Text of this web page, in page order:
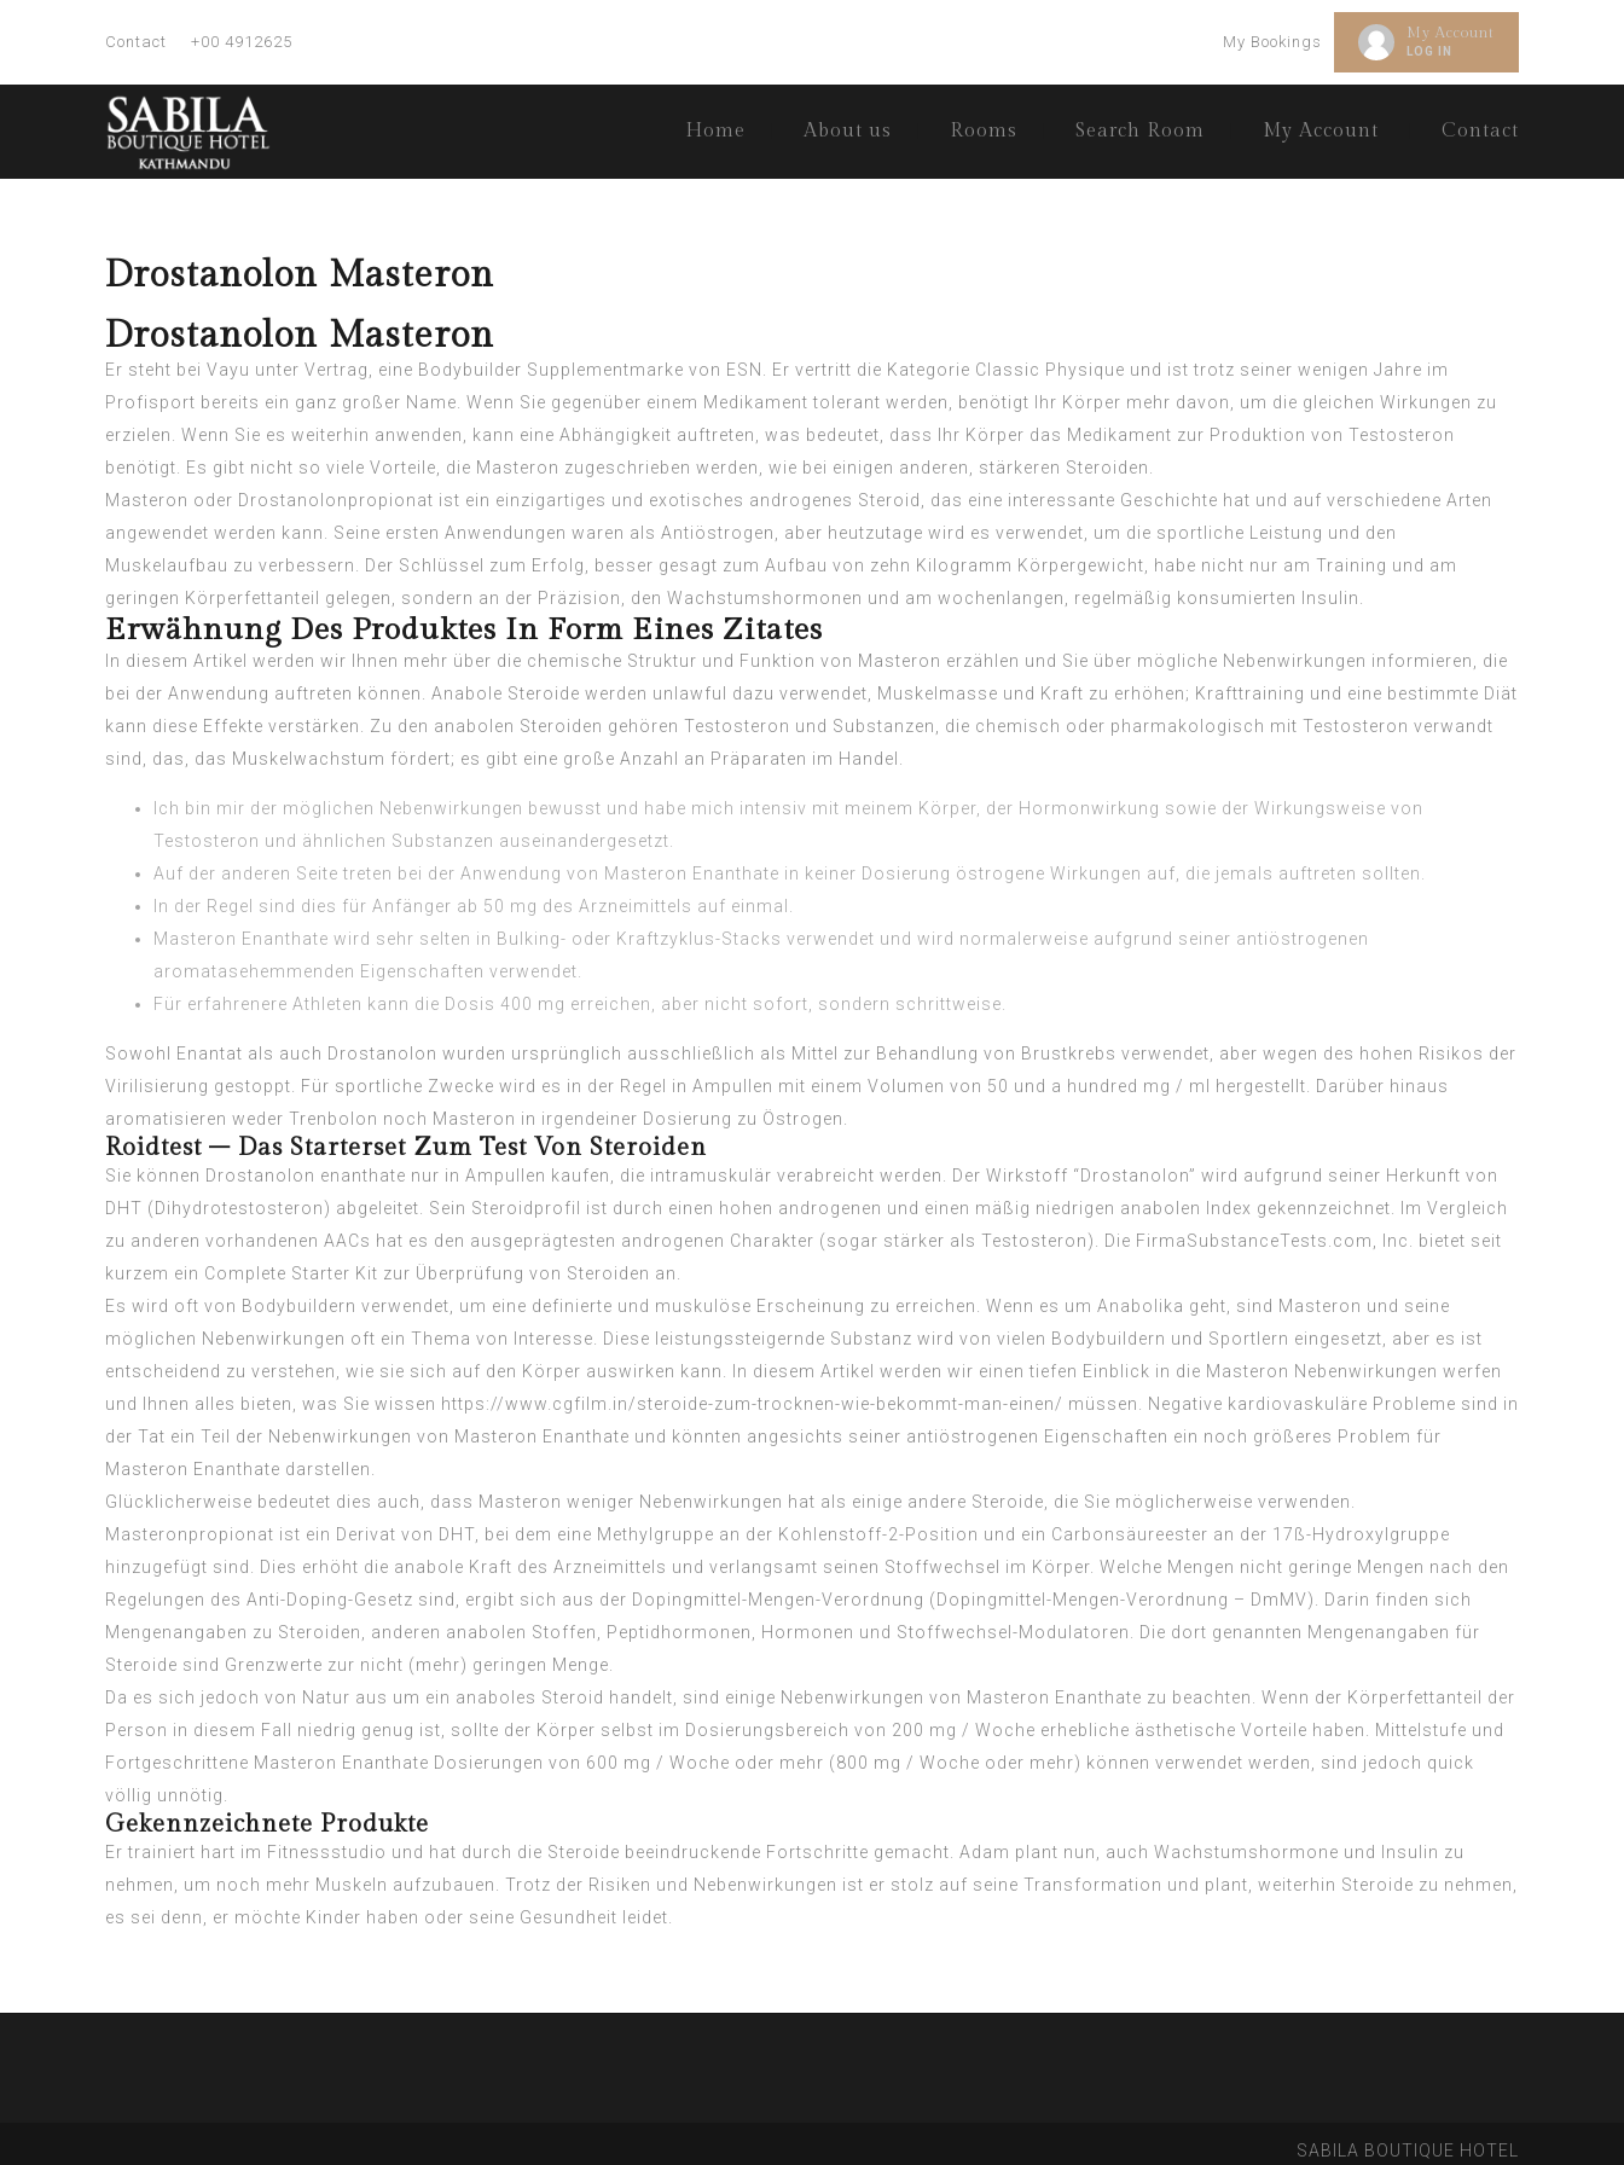
Contact +00 4912625 My Account
LOG IN
My Bookings
Home About us Rooms Search Room My Account Contact
Drostanolon Masteron
Drostanolon Masteron
Er steht bei Vayu unter Vertrag, eine Bodybuilder Supplementmarke von ESN. Er vertritt die Kategorie Classic Physique und ist trotz seiner wenigen Jahre im
Profisport bereits ein ganz großer Name. Wenn Sie gegenüber einem Medikament tolerant werden, benötigt Ihr Körper mehr davon, um die gleichen Wirkungen zu
erzielen. Wenn Sie es weiterhin anwenden, kann eine Abhängigkeit auftreten, was bedeutet, dass Ihr Körper das Medikament zur Produktion von Testosteron
benötigt. Es gibt nicht so viele Vorteile, die Masteron zugeschrieben werden, wie bei einigen anderen, stärkeren Steroiden.
Masteron oder Drostanolonpropionat ist ein einzigartiges und exotisches androgenes Steroid, das eine interessante Geschichte hat und auf verschiedene Arten
angewendet werden kann. Seine ersten Anwendungen waren als Antiöstrogen, aber heutzutage wird es verwendet, um die sportliche Leistung und den
Muskelaufbau zu verbessern. Der Schlüssel zum Erfolg, besser gesagt zum Aufbau von zehn Kilogramm Körpergewicht, habe nicht nur am Training und am
geringen Körperfettanteil gelegen, sondern an der Präzision, den Wachstumshormonen und am wochenlangen, regelmäßig konsumierten Insulin.
Erwähnung Des Produktes In Form Eines Zitates
In diesem Artikel werden wir Ihnen mehr über die chemische Struktur und Funktion von Masteron erzählen und Sie über mögliche Nebenwirkungen informieren, die
bei der Anwendung auftreten können. Anabole Steroide werden unlawful dazu verwendet, Muskelmasse und Kraft zu erhöhen; Krafttraining und eine bestimmte Diät
kann diese Effekte verstärken. Zu den anabolen Steroiden gehören Testosteron und Substanzen, die chemisch oder pharmakologisch mit Testosteron verwandt
sind, das, das Muskelwachstum fördert; es gibt eine große Anzahl an Präparaten im Handel.
Ich bin mir der möglichen Nebenwirkungen bewusst und habe mich intensiv mit meinem Körper, der Hormonwirkung sowie der Wirkungsweise von
Testosteron und ähnlichen Substanzen auseinandergesetzt.
Auf der anderen Seite treten bei der Anwendung von Masteron Enanthate in keiner Dosierung östrogene Wirkungen auf, die jemals auftreten sollten.
In der Regel sind dies für Anfänger ab 50 mg des Arzneimittels auf einmal.
Masteron Enanthate wird sehr selten in Bulking- oder Kraftzyklus-Stacks verwendet und wird normalerweise aufgrund seiner antiöstrogenen
aromatasehemmenden Eigenschaften verwendet.
Für erfahrenere Athleten kann die Dosis 400 mg erreichen, aber nicht sofort, sondern schrittweise.
Sowohl Enantat als auch Drostanolon wurden ursprünglich ausschließlich als Mittel zur Behandlung von Brustkrebs verwendet, aber wegen des hohen Risikos der
Virilisierung gestoppt. Für sportliche Zwecke wird es in der Regel in Ampullen mit einem Volumen von 50 und a hundred mg / ml hergestellt. Darüber hinaus
aromatisieren weder Trenbolon noch Masteron in irgendeiner Dosierung zu Östrogen.
Roidtest – Das Starterset Zum Test Von Steroiden
Sie können Drostanolon enanthate nur in Ampullen kaufen, die intramuskulär verabreicht werden. Der Wirkstoff “Drostanolon” wird aufgrund seiner Herkunft von
DHT (Dihydrotestosteron) abgeleitet. Sein Steroidprofil ist durch einen hohen androgenen und einen mäßig niedrigen anabolen Index gekennzeichnet. Im Vergleich
zu anderen vorhandenen AACs hat es den ausgeprägtesten androgenen Charakter (sogar stärker als Testosteron). Die FirmaSubstanceTests.com, Inc. bietet seit
kurzem ein Complete Starter Kit zur Überprüfung von Steroiden an.
Es wird oft von Bodybuildern verwendet, um eine definierte und muskulöse Erscheinung zu erreichen. Wenn es um Anabolika geht, sind Masteron und seine
möglichen Nebenwirkungen oft ein Thema von Interesse. Diese leistungssteigernde Substanz wird von vielen Bodybuildern und Sportlern eingesetzt, aber es ist
entscheidend zu verstehen, wie sie sich auf den Körper auswirken kann. In diesem Artikel werden wir einen tiefen Einblick in die Masteron Nebenwirkungen werfen
und Ihnen alles bieten, was Sie wissen https://www.cgfilm.in/steroide-zum-trocknen-wie-bekommt-man-einen/ müssen. Negative kardiovaskuläre Probleme sind in
der Tat ein Teil der Nebenwirkungen von Masteron Enanthate und könnten angesichts seiner antiöstrogenen Eigenschaften ein noch größeres Problem für
Masteron Enanthate darstellen.
Glücklicherweise bedeutet dies auch, dass Masteron weniger Nebenwirkungen hat als einige andere Steroide, die Sie möglicherweise verwenden.
Masteronpropionat ist ein Derivat von DHT, bei dem eine Methylgruppe an der Kohlenstoff-2-Position und ein Carbonsäureester an der 17ß-Hydroxylgruppe
hinzugefügt sind. Dies erhöht die anabole Kraft des Arzneimittels und verlangsamt seinen Stoffwechsel im Körper. Welche Mengen nicht geringe Mengen nach den
Regelungen des Anti-Doping-Gesetz sind, ergibt sich aus der Dopingmittel-Mengen-Verordnung (Dopingmittel-Mengen-Verordnung – DmMV). Darin finden sich
Mengenangaben zu Steroiden, anderen anabolen Stoffen, Peptidhormonen, Hormonen und Stoffwechsel-Modulatoren. Die dort genannten Mengenangaben für
Steroide sind Grenzwerte zur nicht (mehr) geringen Menge.
Da es sich jedoch von Natur aus um ein anaboles Steroid handelt, sind einige Nebenwirkungen von Masteron Enanthate zu beachten. Wenn der Körperfettanteil der
Person in diesem Fall niedrig genug ist, sollte der Körper selbst im Dosierungsbereich von 200 mg / Woche erhebliche ästhetische Vorteile haben. Mittelstufe und
Fortgeschrittene Masteron Enanthate Dosierungen von 600 mg / Woche oder mehr (800 mg / Woche oder mehr) können verwendet werden, sind jedoch quick
völlig unnötig.
Gekennzeichnete Produkte
Er trainiert hart im Fitnessstudio und hat durch die Steroide beeindruckende Fortschritte gemacht. Adam plant nun, auch Wachstumshormone und Insulin zu
nehmen, um noch mehr Muskeln aufzubauen. Trotz der Risiken und Nebenwirkungen ist er stolz auf seine Transformation und plant, weiterhin Steroide zu nehmen,
es sei denn, er möchte Kinder haben oder seine Gesundheit leidet.
SABILA BOUTIQUE HOTEL